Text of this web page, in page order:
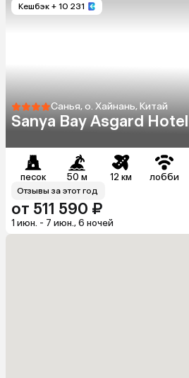
Кешбэк + 10 231
Санья, о. Хайнань, Китай
Sanya Bay Asgard Hotel
песок 50 м 12 км лобби
Отзывы за этот год
от 511 590 ₽
1 июн. - 7 июн., 6 ночей